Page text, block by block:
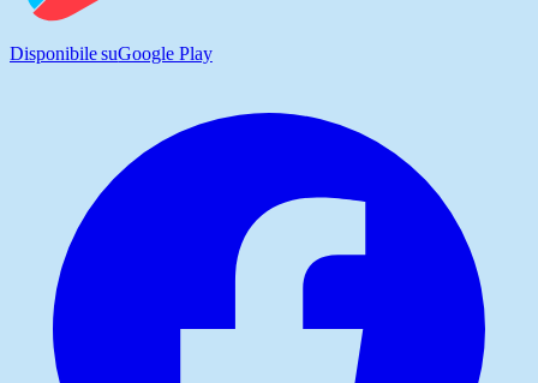
Disponibile suGoogle Play